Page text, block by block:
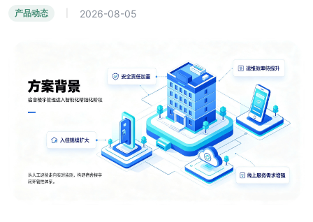
产品动态 2026-08-05